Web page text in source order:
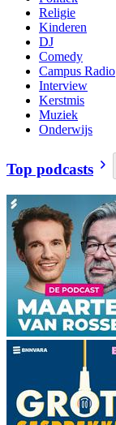
Religie
Kinderen
DJ
Comedy
Campus Radio
Interview
Kerstmis
Muziek
Onderwijs
Top podcasts